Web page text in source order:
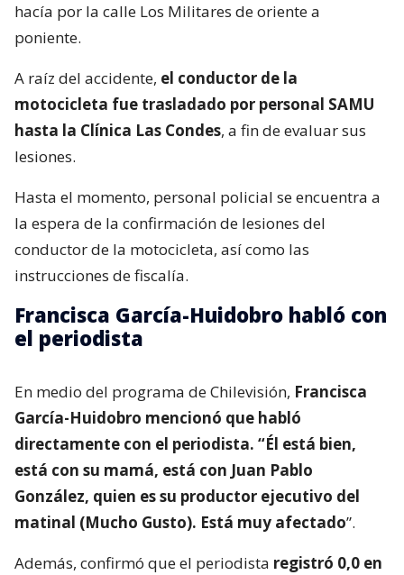
hacía por la calle Los Militares de oriente a
poniente.
A raíz del accidente, el conductor de la
motocicleta fue trasladado por personal SAMU
hasta la Clínica Las Condes, a fin de evaluar sus
lesiones.
Hasta el momento, personal policial se encuentra a
la espera de la confirmación de lesiones del
conductor de la motocicleta, así como las
instrucciones de fiscalía.
Francisca García-Huidobro habló con
el periodista
En medio del programa de Chilevisión, Francisca
García-Huidobro mencionó que habló
directamente con el periodista. “Él está bien,
está con su mamá, está con Juan Pablo
González, quien es su productor ejecutivo del
matinal (Mucho Gusto). Está muy afectado”.
Además, confirmó que el periodista registró 0,0 en